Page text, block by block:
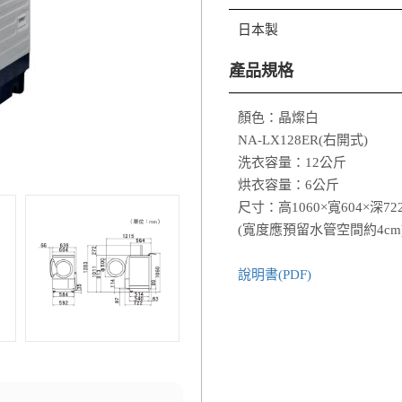
日本製
產品規格
顏色：晶燦白
NA-LX128ER(右開式)
洗衣容量：12公斤
烘衣容量：6公斤
尺寸：高1060×寬604×深
(寬度應預留水管空間約
說明書(PDF)